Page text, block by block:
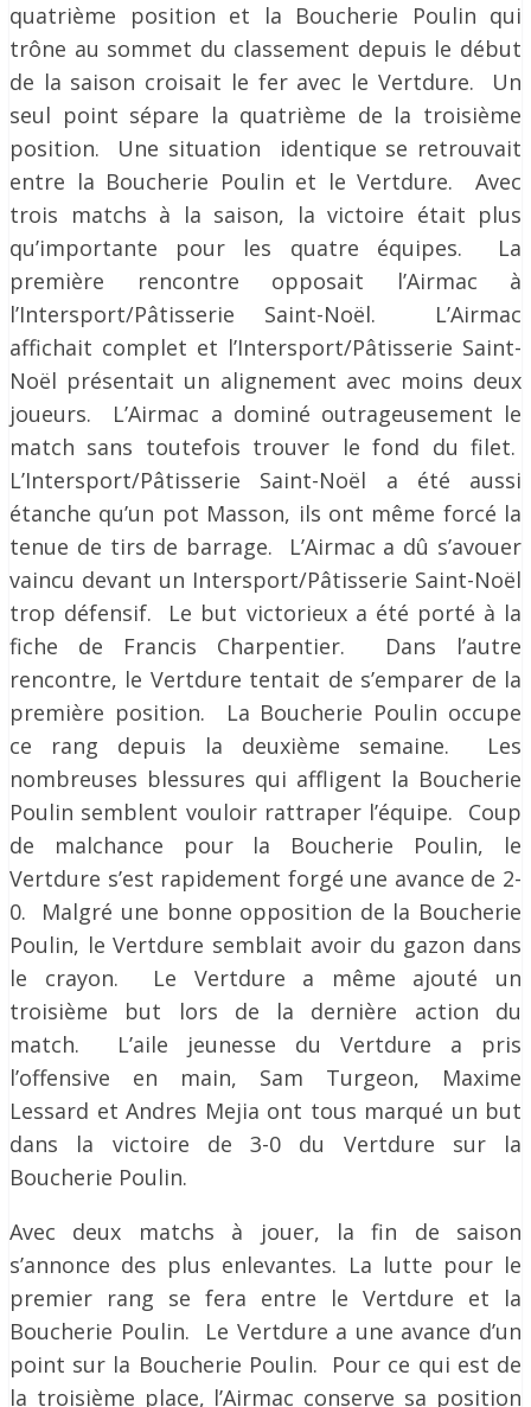
quatrième position et la Boucherie Poulin qui
trône au sommet du classement depuis le début
de la saison croisait le fer avec le Vertdure. Un
seul point sépare la quatrième de la troisième
position. Une situation identique se retrouvait
entre la Boucherie Poulin et le Vertdure. Avec
trois matchs à la saison, la victoire était plus
qu’importante pour les quatre équipes. La
première rencontre opposait l’Airmac à
l’Intersport/Pâtisserie Saint-Noël. L’Airmac
affichait complet et l’Intersport/Pâtisserie Saint-
Noël présentait un alignement avec moins deux
joueurs. L’Airmac a dominé outrageusement le
match sans toutefois trouver le fond du filet.
L’Intersport/Pâtisserie Saint-Noël a été aussi
étanche qu’un pot Masson, ils ont même forcé la
tenue de tirs de barrage. L’Airmac a dû s’avouer
vaincu devant un Intersport/Pâtisserie Saint-Noël
trop défensif. Le but victorieux a été porté à la
fiche de Francis Charpentier. Dans l’autre
rencontre, le Vertdure tentait de s’emparer de la
première position. La Boucherie Poulin occupe
ce rang depuis la deuxième semaine. Les
nombreuses blessures qui affligent la Boucherie
Poulin semblent vouloir rattraper l’équipe. Coup
de malchance pour la Boucherie Poulin, le
Vertdure s’est rapidement forgé une avance de 2-
0. Malgré une bonne opposition de la Boucherie
Poulin, le Vertdure semblait avoir du gazon dans
le crayon. Le Vertdure a même ajouté un
troisième but lors de la dernière action du
match. L’aile jeunesse du Vertdure a pris
l’offensive en main, Sam Turgeon, Maxime
Lessard et Andres Mejia ont tous marqué un but
dans la victoire de 3-0 du Vertdure sur la
Boucherie Poulin.
Avec deux matchs à jouer, la fin de saison
s’annonce des plus enlevantes. La lutte pour le
premier rang se fera entre le Vertdure et la
Boucherie Poulin. Le Vertdure a une avance d’un
point sur la Boucherie Poulin. Pour ce qui est de
la troisième place, l’Airmac conserve sa position